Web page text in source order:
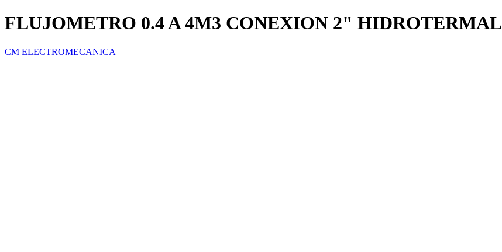
FLUJOMETRO 0.4 A 4M3 CONEXION 2" HIDROTERMAL
CM ELECTROMECANICA